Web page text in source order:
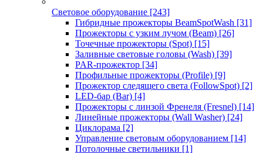
Световое оборудование [243]
Гибридные прожекторы BeamSpotWash [31]
Прожекторы с узким лучом (Beam) [26]
Точечные прожекторы (Spot) [15]
Заливные световые головы (Wash) [39]
PAR-прожектор [34]
Профильные прожекторы (Profile) [9]
Прожектор следящего света (FollowSpot) [2]
LED-бар (Bar) [4]
Прожекторы с линзой Френеля (Fresnel) [14]
Линейные прожекторы (Wall Washer) [24]
Циклорама [2]
Управление световым оборудованием [14]
Потолочные светильники [1]